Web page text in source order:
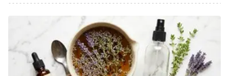
Athan, A., & Miller, L. Spiritual awakening through the
motherhood journey. Journal of the Motherhood Initiative
for Research and Community Involvement. 2005; 7(1).
Galanter, M., Dermatis, H., & Sampson, C. Spiritual
awakening in alcoholics anonymous: empirical findings.